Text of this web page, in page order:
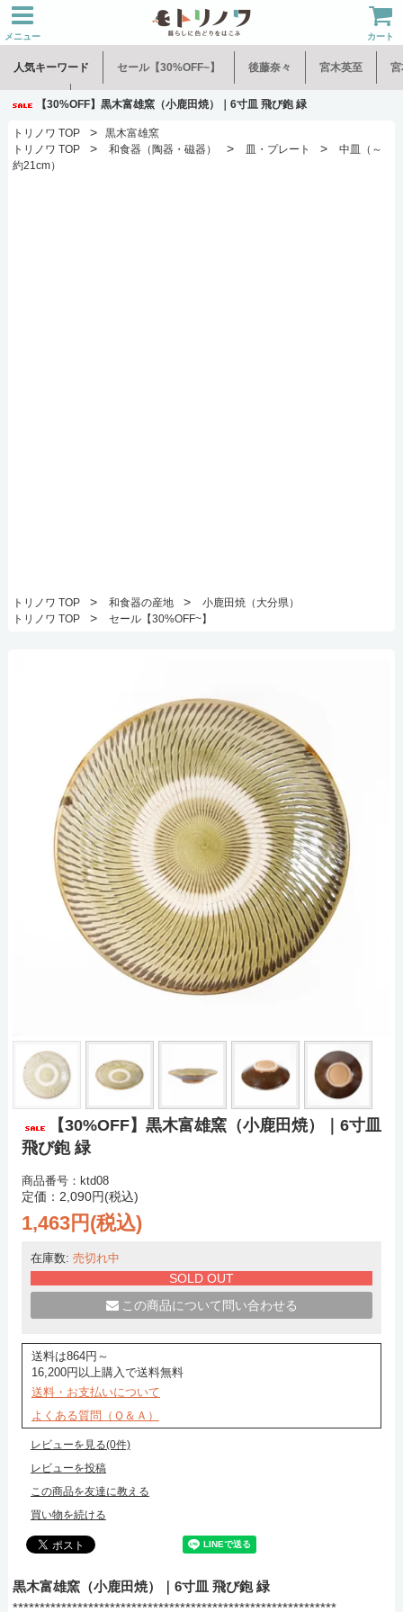
メニュー カート
人気キーワード セール【30%OFF~】 後藤奈々 宮木英至 宮
水谷和音 児玉修治
【30%OFF】黒木富雄窯（小鹿田焼）｜6寸皿 飛び鉋 緑
トリノワ TOP >
黒木富雄窯
トリノワ TOP
> 和食器（陶器・磁器） > 皿・プレート >
中皿（～
約21cm）
トリノワ TOP > 和食器の産地 >
小鹿田焼（大分県）
トリノワ TOP
> セール【30%OFF~】
【30%OFF】黒木富雄窯（小鹿田焼）｜6寸皿
飛び鉋 緑
商品番号：ktd08
定価：2,090円(税込)
1,463円(税込)
在庫数: 売切れ中
SOLD OUT
この商品について問い合わせる
送料は864円～
16,200円以上購入で送料無料
送料・お支払いについて
よくある質問（Ｑ＆Ａ）
レビューを見る(0件)
レビューを投稿
この商品を友達に教える
買い物を続ける
黒木富雄窯（小鹿田焼）｜6寸皿 飛び鉋 緑
************************************************************